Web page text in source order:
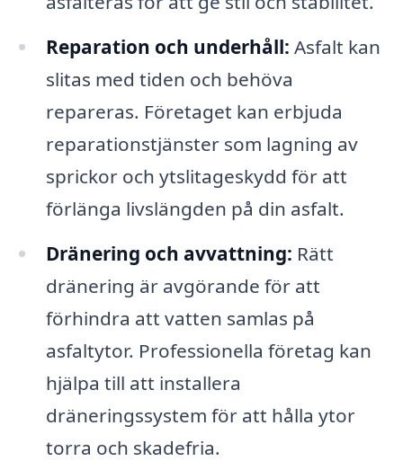
Reparation och underhåll: Asfalt kan
slitas med tiden och behöva
repareras. Företaget kan erbjuda
reparationstjänster som lagning av
sprickor och ytslitageskydd för att
förlänga livslängden på din asfalt.
Dränering och avvattning: Rätt
dränering är avgörande för att
förhindra att vatten samlas på
asfaltytor. Professionella företag kan
hjälpa till att installera
dräneringssystem för att hålla ytor
torra och skadefria.